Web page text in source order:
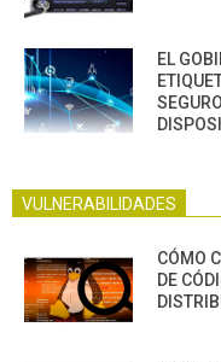
EL
VULNERABILIDADES
CÓMO
DE